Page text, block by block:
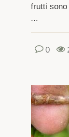
frutti sono
...
0